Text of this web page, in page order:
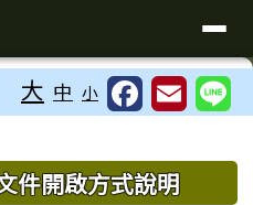
小全球資訊站
⏸
大 中 小
件開啟方式說明